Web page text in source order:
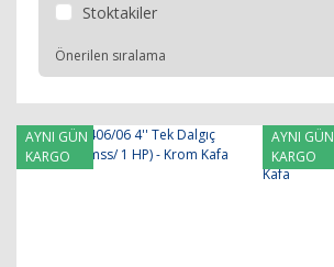
Stoktakiler
AYNI GÜN
KARGO
AYNI GÜN
KARGO